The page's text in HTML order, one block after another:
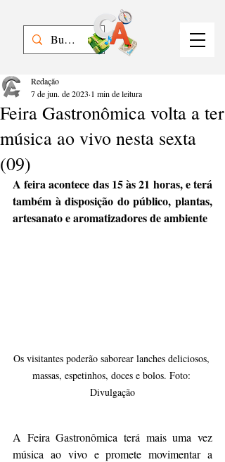
Feira Gastronômica volta a ter
música ao vivo nesta sexta
(09)
Redação
7 de jun. de 2023 1 min de leitura
A feira acontece das 15 às 21 horas, e terá
também à disposição do público, plantas,
artesanato e aromatizadores de ambiente
Os visitantes poderão saborear lanches deliciosos,
massas, espetinhos, doces e bolos. Foto:
Divulgação
A Feira Gastronômica terá mais uma vez
música ao vivo e promete movimentar a